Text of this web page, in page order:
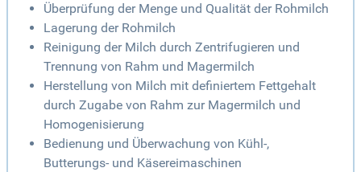
Überprüfung der Menge und Qualität der Rohmilch
Lagerung der Rohmilch
Reinigung der Milch durch Zentrifugieren und
Trennung von Rahm und Magermilch
Herstellung von Milch mit definiertem Fettgehalt
durch Zugabe von Rahm zur Magermilch und
Homogenisierung
Bedienung und Überwachung von Kühl-,
Butterungs- und Käsereimaschinen